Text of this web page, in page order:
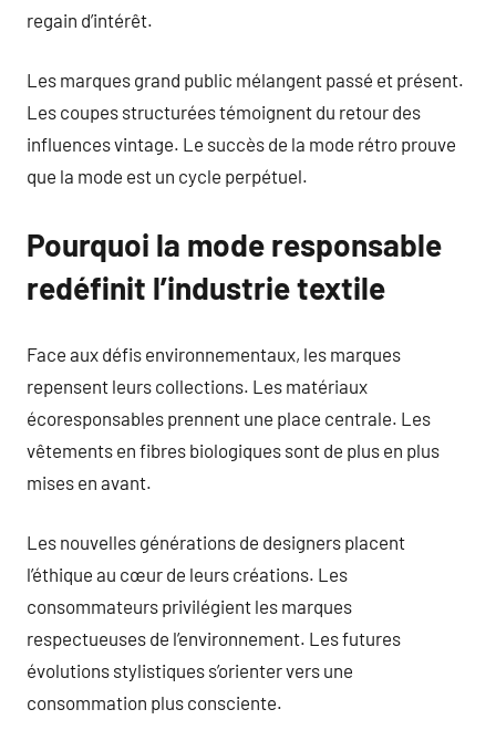
regain d’intérêt.
Les marques grand public mélangent passé et présent.
Les coupes structurées témoignent du retour des
influences vintage. Le succès de la mode rétro prouve
que la mode est un cycle perpétuel.
Pourquoi la mode responsable
redéfinit l’industrie textile
Face aux défis environnementaux, les marques
repensent leurs collections. Les matériaux
écoresponsables prennent une place centrale. Les
vêtements en fibres biologiques sont de plus en plus
mises en avant.
Les nouvelles générations de designers placent
l’éthique au cœur de leurs créations. Les
consommateurs privilégient les marques
respectueuses de l’environnement. Les futures
évolutions stylistiques s’orienter vers une
consommation plus consciente.